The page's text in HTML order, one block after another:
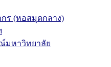
ร (หอสมุดกลาง)
มหาวิทยาลัย